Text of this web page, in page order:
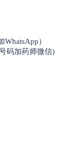
WhatsApp）
加药师微信)